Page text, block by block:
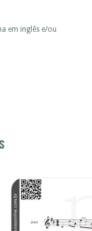
em inglês e/ou